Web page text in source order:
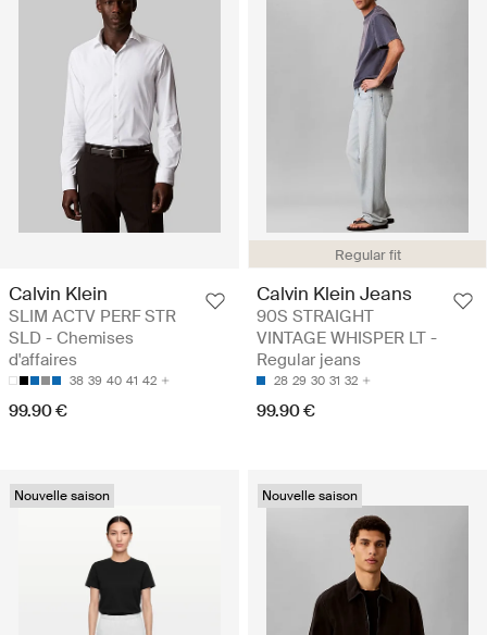
Calvin Klein
SLIM ACTV PERF STR
SLD - Chemises
d'affaires
38 39 40 41 42
99.90 €
Regular fit
Calvin Klein Jeans
90S STRAIGHT
VINTAGE WHISPER LT -
Regular jeans
28 29 30 31 32
99.90 €
Nouvelle saison Nouvelle saison